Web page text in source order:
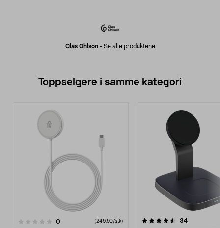
Clas Ohlson- Se alle produktene
Toppselgere i samme kategori
0anmeldelser (249,90/stk)
4.5 av 5 stjerner 34
3.0 av 5 stjerner